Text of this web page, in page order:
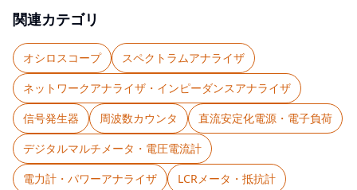
関連カテゴリ
オシロスコープ
スペクトラムアナライザ
ネットワークアナライザ・インピーダンスアナライザ
信号発生器
周波数カウンタ
直流安定化電源・電子負荷
デジタルマルチメータ・電圧電流計
電力計・パワーアナライザ
LCRメータ・抵抗計